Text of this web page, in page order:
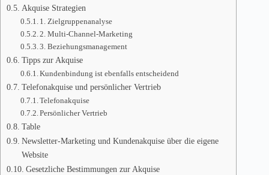
Akquise Strategien
1. Zielgruppenanalyse
2. Multi-Channel-Marketing
3. Beziehungsmanagement
Tipps zur Akquise
Kundenbindung ist ebenfalls entscheidend
Telefonakquise und persönlicher Vertrieb
Telefonakquise
Persönlicher Vertrieb
Table
Newsletter-Marketing und Kundenakquise über die eigene
Website
Gesetzliche Bestimmungen zur Akquise